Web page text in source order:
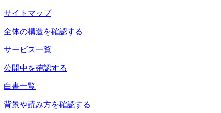
サイトマップ
全体の構造を確認する
サービス一覧
公開中を確認する
白書一覧
背景や読み方を確認する